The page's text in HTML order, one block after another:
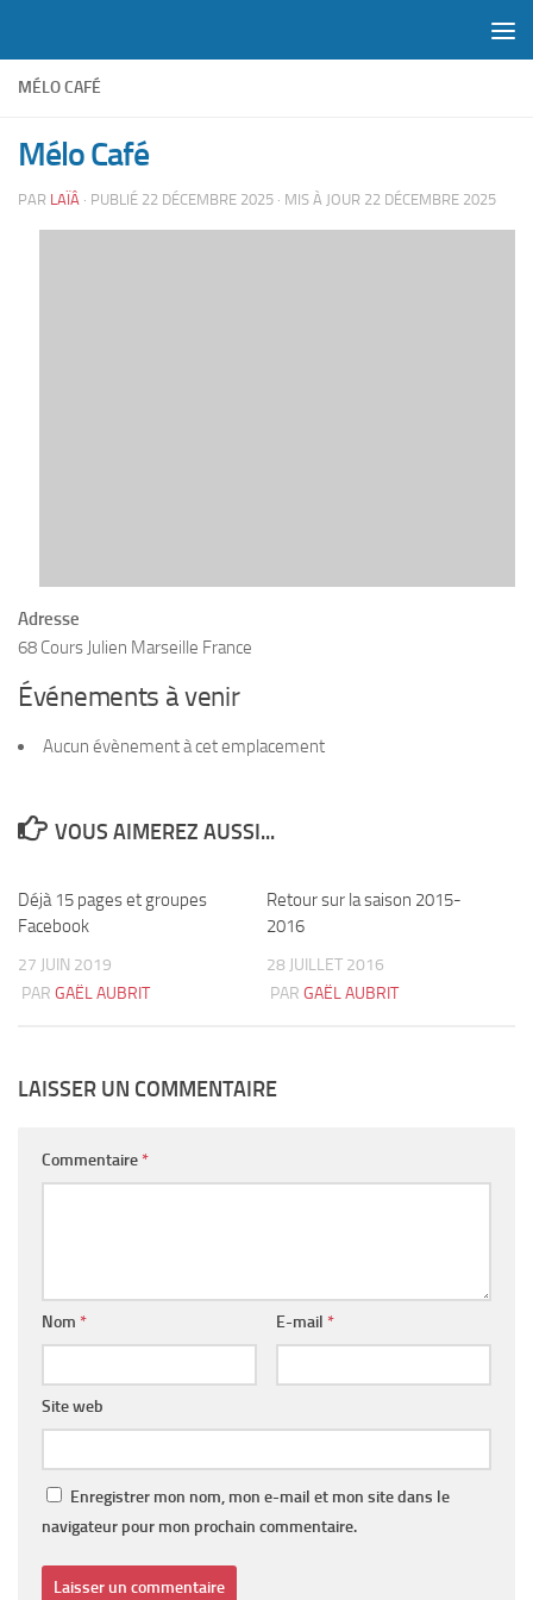
MÉLO CAFÉ
Mélo Café
PAR LAÏÂ · PUBLIÉ 22 DÉCEMBRE 2025 · MIS À JOUR 22 DÉCEMBRE 2025
Adresse
68 Cours Julien Marseille France
Événements à venir
Aucun évènement à cet emplacement
VOUS AIMEREZ AUSSI...
Déjà 15 pages et groupes
Facebook
27 JUIN 2019
PAR GAËL AUBRIT
Retour sur la saison 2015-
2016
28 JUILLET 2016
PAR GAËL AUBRIT
LAISSER UN COMMENTAIRE
Commentaire *
Nom * E-mail *
Site web
Enregistrer mon nom, mon e-mail et mon site dans le
navigateur pour mon prochain commentaire.